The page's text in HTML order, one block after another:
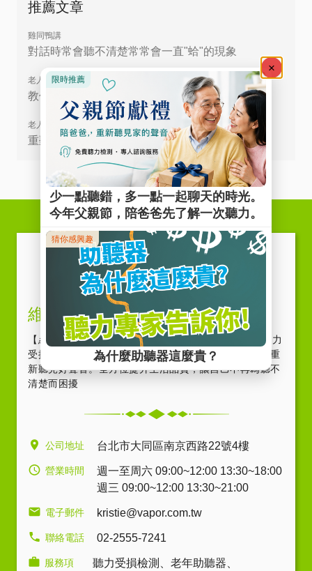
推薦文章
雞同鴨講
對話時常會聽不清楚常常會一直"蛤"的現象
老人聽力
教你說服家中老寶貝使用助聽器
老人聽力
重聽為什麼應該要戴助聽器?
維膜助聽器-聽力輔助專家
【 維膜助聽器】聽力輔助的專家，30年來幫助上萬名聽力
受損者，藉由專業免費聽力檢查、試聽及試戴助聽器，重
新聽見好聲音。全方位提升生活品質，讓自己不再為聽不
清楚而困擾
公司地址 台北市大同區南京西路22號4樓
營業時間
週一至周六 09:00~12:00 13:30~18:00
週三 09:00~12:00 13:30~21:00
電子郵件 kristie@vapor.com.tw
聯絡電話 02-2555-7241
服務項
聽力受損檢測 老年助聽器